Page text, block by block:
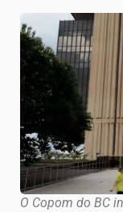
O Copom do BC